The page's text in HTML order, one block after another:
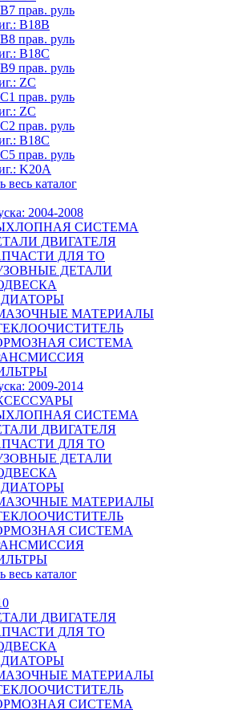
прав. руль
B18B
прав. руль
B18C
прав. руль
ZC
прав. руль
ZC
прав. руль
B18C
прав. руль
K20A
весь каталог
2004-2008
СИСТЕМА
ДВИГАТЕЛЯ
ДЛЯ ТО
ДЕТАЛИ
МАТЕРИАЛЫ
СИСТЕМА
2009-2014
СИСТЕМА
ДВИГАТЕЛЯ
ДЛЯ ТО
ДЕТАЛИ
МАТЕРИАЛЫ
СИСТЕМА
весь каталог
ДВИГАТЕЛЯ
ДЛЯ ТО
МАТЕРИАЛЫ
СИСТЕМА